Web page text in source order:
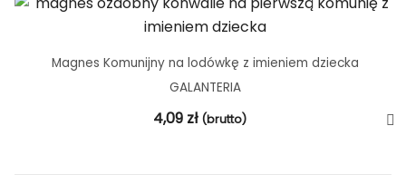
Magnes Komunijny na lodówkę z imieniem dziecka
GALANTERIA
4,09 zł (brutto)